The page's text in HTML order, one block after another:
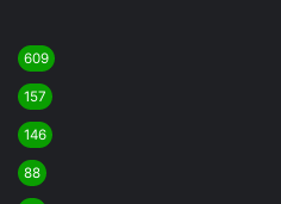
609
157
146
88